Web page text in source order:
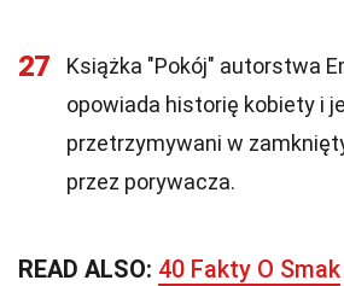
27
Książka "Pokój" autorstwa
opowiada historię kobiety i
przetrzymywani w
przez porywacza.
READ ALSO: 40 Fakty O Smak